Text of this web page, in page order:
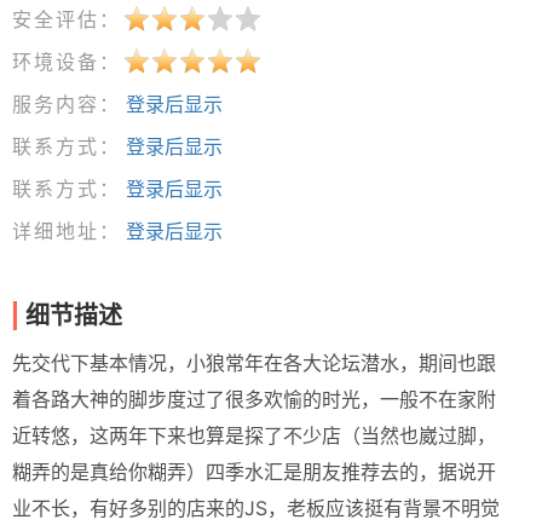
安全评估：
环境设备：
服务内容：
登录后显示
联系方式：
登录后显示
联系方式：
登录后显示
详细地址：
登录后显示
细节描述
先交代下基本情况，小狼常年在各大论坛潜水，期间也跟
着各路大神的脚步度过了很多欢愉的时光，一般不在家附
近转悠，这两年下来也算是探了不少店（当然也崴过脚，
糊弄的是真给你糊弄）四季水汇是朋友推荐去的，据说开
业不长，有好多别的店来的JS，老板应该挺有背景不明觉